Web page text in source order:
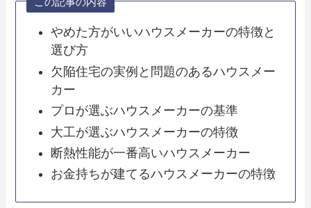
やめた方がいいハウスメーカーの特徴と
選び方
欠陥住宅の実例と問題のあるハウスメー
カー
プロが選ぶハウスメーカーの基準
大工が選ぶハウスメーカーの特徴
断熱性能が一番高いハウスメーカー
お金持ちが建てるハウスメーカーの特徴